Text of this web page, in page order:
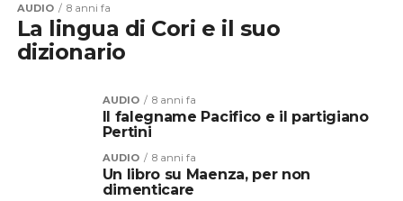
AUDIO 8 anni fa
La lingua di Cori e il suo
dizionario
AUDIO 8 anni fa
Il falegname Pacifico e il partigiano
Pertini
AUDIO 8 anni fa
Un libro su Maenza, per non
dimenticare